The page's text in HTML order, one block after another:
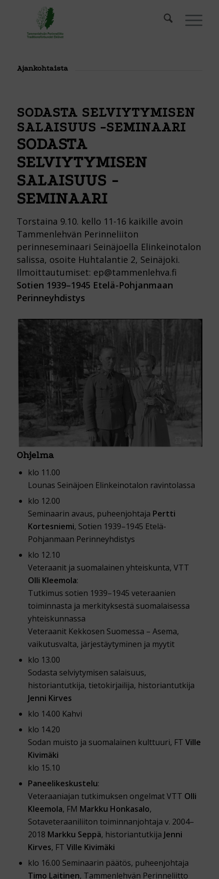
Ajankohtaista
SODASTA SELVIYTYMISEN
SALAISUUS -SEMINAARI
SODASTA
SELVIYTYMISEN
SALAISUUS -
SEMINAARI
Torstaina 9.10. kello 11-16 kaikille avoin
Tammenlehvän Perinneliiton
perinneseminaari Seinäjoella Elinkeinotalon
salissa, osoite Huhtalantie 2, Seinäjoki.
Ilmoittautumiset: ep@tammenlehva.fi
Sotien 1939–1945 Etelä-Pohjanmaan
Perinneyhdistys
Ohjelma
klo 11.00
Lounas Seinäjoen Elinkeinotalon ravintolassa
klo 12.00
Seminaarin avaus, puheenjohtaja Pertti
Kortesniemi, Sotien 1939–1945 Etelä-
Pohjanmaan Perinneyhdistys
klo 12.10
Veteraanit ja suomalainen yhteiskunta, VTT
Olli Kleemola:
Tutkimus sotien 1939–1945 veteraanien
toiminnasta ja merkityksestä suomalaisessa
yhteiskunnassa
Veteraanit Kekkosen Suomessa – Asema,
vaikutusvalta, järjestäytyminen ja myytit
klo 13.00
Sodasta selviytymisen salaisuus,
historiantutkija, tietokirjailija, historiantutkija
Jenni Kirves
klo 14.00 Kahvi
klo 14.20
Sodan muisto ja suomalainen kulttuuri, FT Ville
Kivimäki
klo 15.10
Paneelikeskustelu:
Veteraaniajan tutkimuksen ongelmat VTT Olli
Kleemola, FM Markku Honkasalo,
Sotaveteraaniliiton toiminnanjohtaja v. 2004–
2018 Markku Seppä, historiantutkija Jenni
Kirves, FT Ville Kivimäki
klo 16.00 Seminaarin päätös, puheenjohtaja
Timo Laitinen, Tammenlehvän Perinneliitto